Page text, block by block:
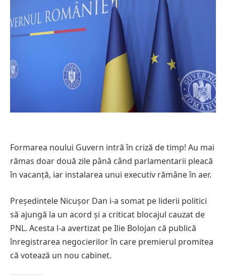
Formarea noului Guvern intră în criză de timp! Au mai
rămas doar două zile până când parlamentarii pleacă
în vacanță, iar instalarea unui executiv rămâne în aer.
Președintele Nicușor Dan i-a somat pe liderii politici
să ajungă la un acord și a criticat blocajul cauzat de
PNL. Acesta l-a avertizat pe Ilie Bolojan că publică
înregistrarea negocierilor în care premierul promitea
că votează un nou cabinet.